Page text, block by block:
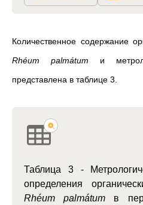
Количественное содержание
Rhéum palmátum и
представлена в таблице 3.
Таблица 3 -
определения
Rhéum palmátum в